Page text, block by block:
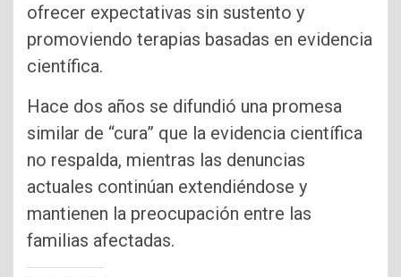
ofrecer expectativas sin sustento y
promoviendo terapias basadas en evidencia
científica.
Hace dos años se difundió una promesa
similar de “cura” que la evidencia científica
no respalda, mientras las denuncias
actuales continúan extendiéndose y
mantienen la preocupación entre las
familias afectadas.